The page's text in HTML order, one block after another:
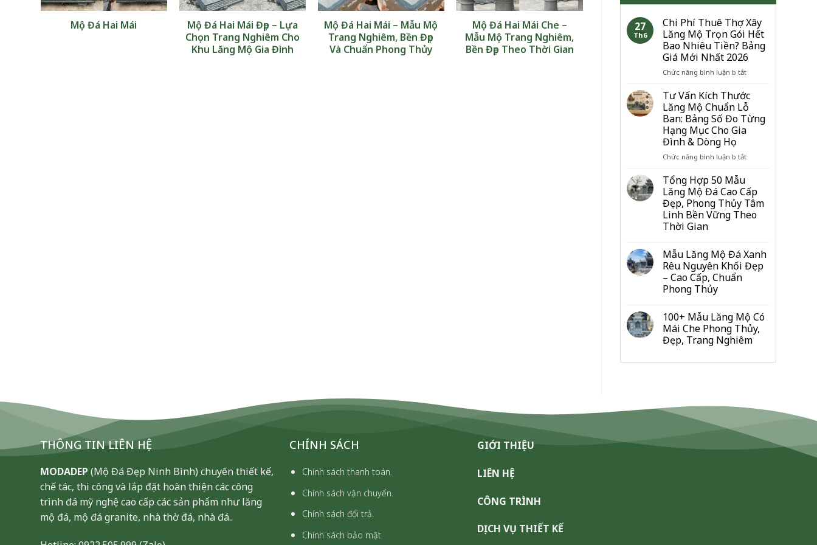
27
Th6
Chi Phí Thuê Thợ Xây
Lăng Mộ Trọn Gói Hết
Bao Nhiêu Tiền? Bảng
Giá Mới Nhất 2026
Chức năng bình luận bị tắtở
Phí
Thuê
Thợ
Xây
Lăng
Trọn
Bao
Nhiêu
Tiền?
Bảng
2026
Tư Vấn Kích Thước
Lăng Mộ Chuẩn Lỗ
Ban: Bảng Số Đo Từng
Hạng Mục Cho Gia
Đình & Dòng Họ
Chức năng bình luận bị tắtở
Kích
Thước
Lăng
Mộ
Ban:
Bảng
Số
Mục
Cho
Gia
Đình
Dòng
Tổng Hợp 50 Mẫu
Lăng Mộ Đá Cao Cấp
Đẹp, Phong Thủy Tâm
Linh Bền Vững Theo
Thời Gian
Mẫu Lăng Mộ Đá Xanh
Rêu Nguyên Khối Đẹp
– Cao Cấp, Chuẩn
Phong Thủy
100+ Mẫu Lăng Mộ Có
Mái Che Phong Thủy,
Đẹp, Trang Nghiêm
Mộ Đá Hai Mái
Mộ Đá Hai Mái Đẹp – Lựa
Chọn Trang Nghiêm Cho
Khu Lăng Mộ Gia Đình
Mộ Đá Hai Mái – Mẫu Mộ
Trang Nghiêm, Bền Đẹp
Và Chuẩn Phong Thủy
Mộ Đá Hai Mái Che –
Mẫu Mộ Trang Nghiêm,
Bền Đẹp Theo Thời Gian
THÔNG TIN LIÊN HỆ
MODADEP (Mộ Đá Đẹp Ninh Bình) chuyên thiết kế,
chế tác, thi công và lắp đặt hoàn thiện các công
trình đá mỹ nghệ cao cấp các sản phẩm như lăng
mộ đá, mộ đá granite, nhà thờ đá, nhà đá..
CHÍNH SÁCH
Chính sách thanh toán.
Chính sách vận chuyển.
Chính sách đổi trả.
Chính sách bảo mật.
GIỚI THIỆU
LIÊN HỆ
CÔNG TRÌNH
DỊCH VỤ THIẾT KẾ